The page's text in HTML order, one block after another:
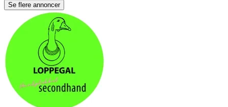
Se flere annoncer